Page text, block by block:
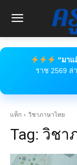
"มาแ
ราช 2569 ล่
แท็ก วิชาภาษาไทย
Tag: วิชา